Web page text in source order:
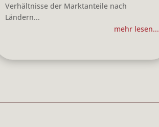
Verhältnisse der Marktanteile nach
Ländern...
mehr lesen...